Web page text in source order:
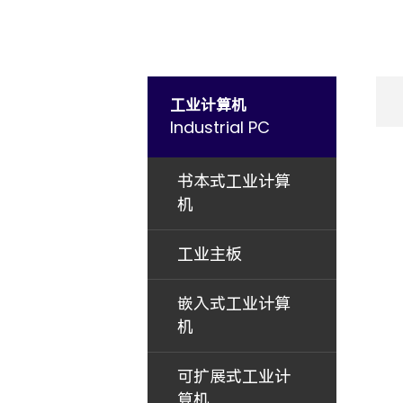
工业计算机
Industrial PC
书本式工业计算
机
工业主板
嵌入式工业计算
机
可扩展式工业计